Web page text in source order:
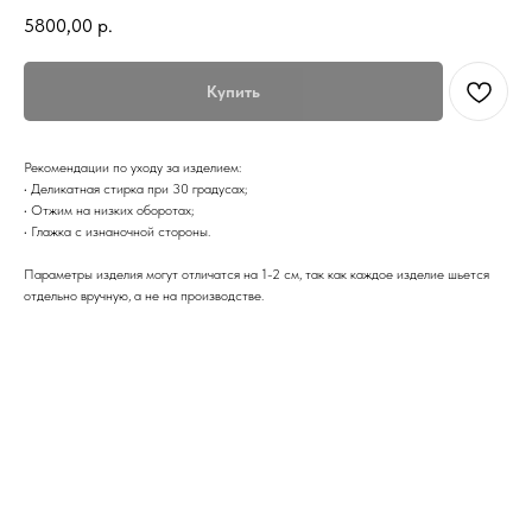
5800,00 р.
Купить
Рекомендации по уходу за изделием:
• Деликатная стирка при 30 градусах;
• Отжим на низких оборотах;
• Глажка с изнаночной стороны.
Параметры изделия могут отличатся на 1-2 см, так как каждое изделие шьется
отдельно вручную, а не на производстве.